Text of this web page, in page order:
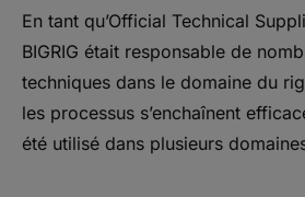
En tant qu’Official Technical
BIGRIG était responsable de
techniques dans le domaine du
les processus s’enchaînent
été utilisé dans plusieurs